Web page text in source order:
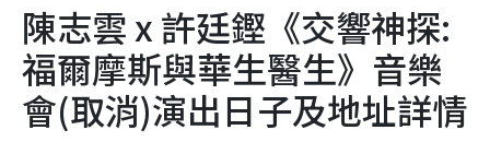
陳志雲 x 許廷鏗《交響神探:
福爾摩斯與華生醫生》音樂
會(取消)演出日子及地址詳情